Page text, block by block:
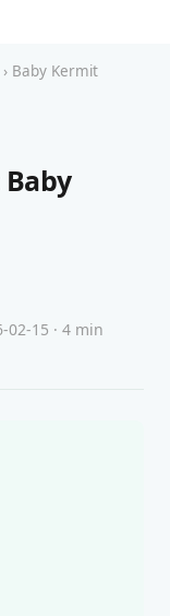
› Baby Kermit
02-15 · 4 min